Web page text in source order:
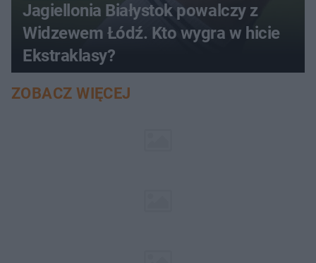
Jagiellonia Białystok powalczy z
Widzewem Łódź. Kto wygra w hicie
Ekstraklasy?
ZOBACZ WIĘCEJ